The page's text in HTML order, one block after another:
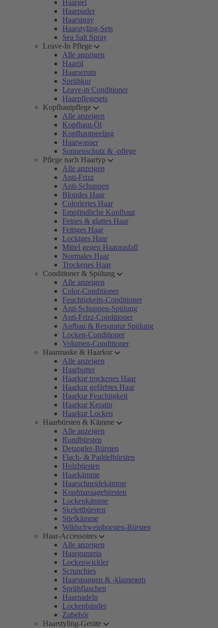
Haargel
Haarpuder
Haarspray
Haarstyling-Sets
Sea Salt Spray
Leave-In Pflege
Alle anzeigen
Haaröl
Haarserum
Sprühkur
Leave-in Conditioner
Haarpflegesets
Kopfhautpflege
Alle anzeigen
Kopfhaut-Öl
Kopfhautpeeling
Haarwasser
Sonnenschutz & -pflege
Pflege nach Haartyp
Alle anzeigen
Anti-Frizz
Anti-Schuppen
Blondes Haar
Coloriertes Haar
Empfindliche Kopfhaut
Feines & glattes Haar
Fettiges Haar
Lockiges Haar
Mittel gegen Haarausfall
Normales Haar
Trockenes Haar
Conditioner & Spülung
Alle anzeigen
Color-Conditioner
Feuchtigkeits-Conditioner
Anti-Schuppen-Spülung
Anti-Frizz-Conditioner
Aufbau & Reparatur Spülung
Locken-Conditioner
Volumen-Conditioner
Haarmaske & Haarkur
Alle anzeigen
Haarbutter
Haarkur trockenes Haar
Haarkur gefärbtes Haar
Haarkur Feuchtigkeit
Haarkur Keratin
Haarkur Locken
Haarbürsten & Kämme
Alle anzeigen
Rundbürsten
Detangler-Bürsten
Flach- & Paddelbürsten
Holzbürsten
Haarkämme
Haarschneidekämme
Kopfmassagebürsten
Lockenkämme
Skelettbürsten
Stielkämme
Wildschweinborsten-Bürsten
Haar-Accessoires
Alle anzeigen
Haargummis
Lockenwickler
Scrunchies
Haarspangen & -klammern
Sprühflaschen
Haarnadeln
Lockenbänder
Zubehör
Haarstyling-Geräte